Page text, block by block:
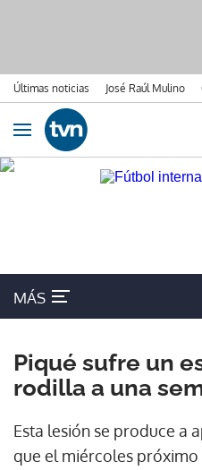
Últimas noticias José Raúl Mulino
Ir al contenido
Obrir navegació
MÁS
Piqué sufre un
rodilla a una
Esta lesión se produce a
que el miércoles próximo